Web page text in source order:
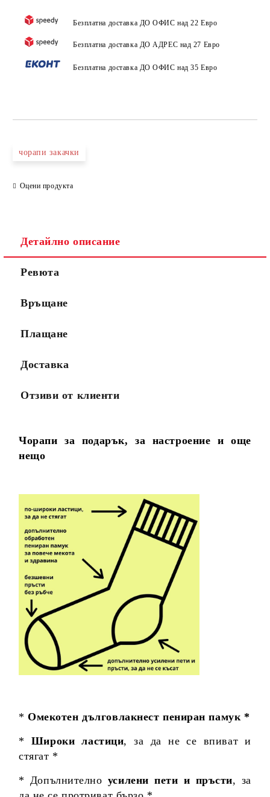
Безплатна доставка ДО ОФИС над 22 Евро
Безплатна доставка ДО АДРЕС над 27 Евро
Безплатна доставка ДО ОФИС над 35 Евро
чорапи закачки
Оцени продукта
Детайлно описание
Ревюта
Връщане
Плащане
Доставка
Отзиви от клиенти
Чорапи за подарък, за настроение и още
нещо
*Омекотен дълговлакнест пениран памук *
* Широки ластици, за да не се впиват и
стягат *
* Допълнително усилени пети и пръсти, за